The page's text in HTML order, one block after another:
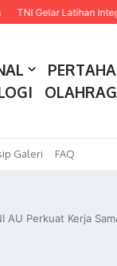
Latihan Integrasi 2026,
Galeri FAQ
AU Perkuat Kerja